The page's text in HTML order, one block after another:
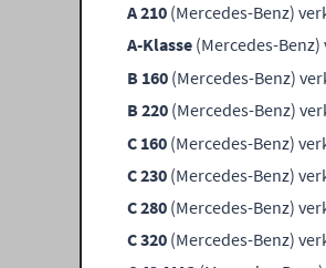
A 210 (Mercedes-Benz)
A-Klasse (Mercedes-
B 160 (Mercedes-Benz)
B 220 (Mercedes-Benz)
C 160 (Mercedes-Benz)
C 230 (Mercedes-Benz)
C 280 (Mercedes-Benz)
C 320 (Mercedes-Benz)